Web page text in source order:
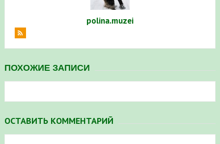
polina.muzei
ПОХОЖИЕ ЗАПИСИ
ОСТАВИТЬ КОММЕНТАРИЙ